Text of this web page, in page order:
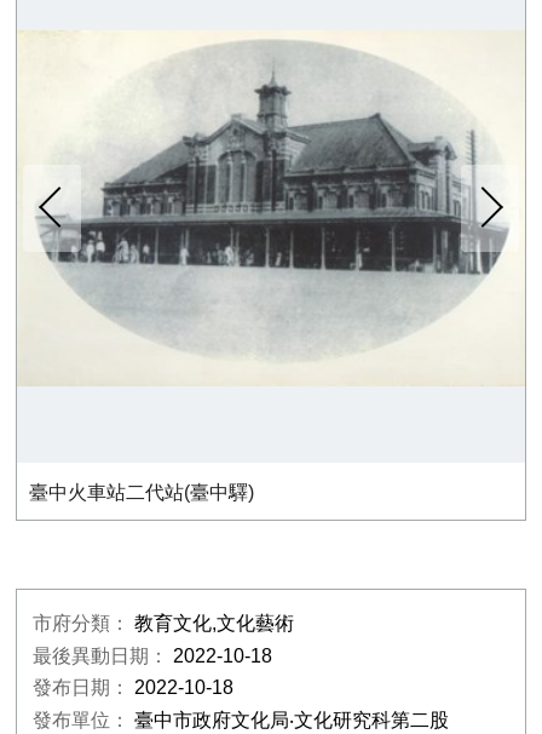
臺中火車站二代站(臺中驛)
下一張
市府分類：教育文化,文化藝術
最後異動日期： 2022-10-18
發布日期：2022-10-18
發布單位：臺中市政府文化局‧文化研究科第二股